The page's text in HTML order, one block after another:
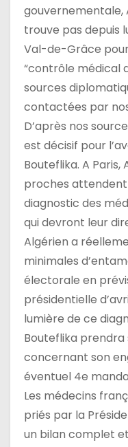
gouvernementale,
trouve pas depuis
Val-de-Grâce
“contrôle médical
sources
contactées par
D’après nos
est décisif pour
Bouteflika. A Paris,
proches
diagnostic des
qui devront leur
Algérien a
minimales
électorale en
présidentielle
lumière de ce
Bouteflika prendra
concernant son
éventuel 4e
Les médecins
priés par la
un bilan complet